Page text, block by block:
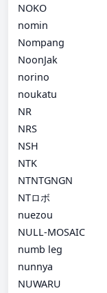
NOKO
nomin
Nompang
NoonJak
norino
noukatu
NR
NRS
NSH
NTK
NTNTGNGN
NTロボ
nuezou
NULL-MOSAIC
numb leg
nunnya
NUWARU